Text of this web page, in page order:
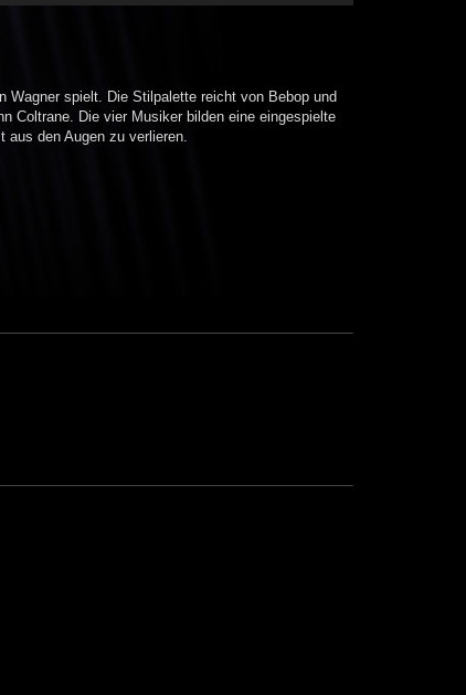
spielt. Die Stilpalette reicht von Bebop und
Coltrane. Die vier Musiker bilden eine eingespielte
aus den Augen zu verlieren.